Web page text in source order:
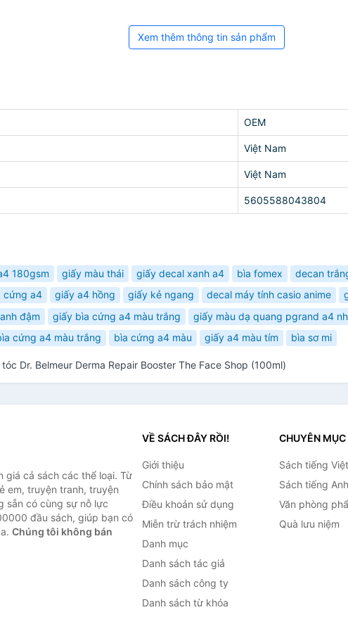
Xem thêm thông tin sản phẩm
OEM
Việt Nam
Việt Nam
5605588043804
180gsm giấy màu thái giấy decal xanh a4 bìa fomex decan
cứng a4 giấy a4 hồng giấy kẻ ngang decal máy tính casio anime
đậm giấy bìa cứng a4 màu trắng giấy màu dạ quang pgrand a4
cứng a4 màu trắng bìa cứng a4 màu giấy a4 màu tím bìa sơ mi
Dr. Belmeur Derma Repair Booster The Face Shop (100ml)
giá cả sách các thể loại. Từ
em, truyện tranh, truyện
sẵn có cùng sự nỗ lực
đầu sách, giúp bạn có
Chúng tôi không bán
VỀ SÁCH ĐÂY RỒI!
Giới thiệu
Chính sách bảo mật
Điều khoản sử dụng
Miễn trừ trách nhiệm
Danh mục
Danh sách tác giả
Danh sách công ty
Danh sách từ khóa
CHUYÊN MỤC
Sách tiếng Việt
Sách tiếng Anh
Văn phòng
Quà lưu niệm